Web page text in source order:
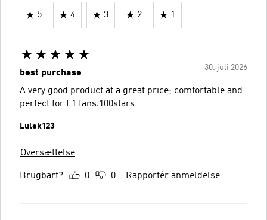
5 4 3 2 1
30. juli 2026
best purchase
A very good product at a great price; comfortable and
perfect for F1 fans.100stars
Lulek123
Oversættelse
Brugbart? 0 0 Rapportér anmeldelse